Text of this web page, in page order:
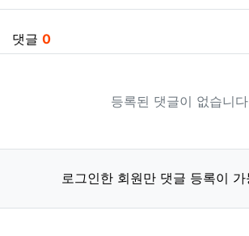
댓글 0
등록된 댓글이 없습니
로그인한 회원만 댓글 등록이 가